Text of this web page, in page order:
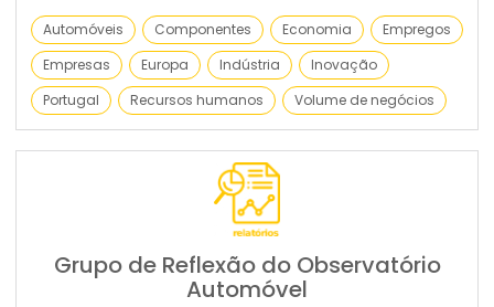
Automóveis Componentes Economia
Empregos
Empresas
Europa Indústria
Inovação
Portugal
Recursos humanos Volume de negócios
Grupo de Reflexão do Observatório
Automóvel